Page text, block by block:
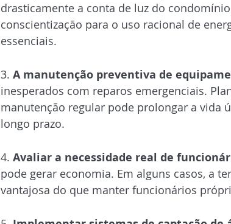
drasticamente a conta de luz do
conscientização para o uso racional de
essenciais.
3. A manutenção preventiva de
inesperados com reparos emergenciais.
manutenção regular pode prolongar a vida
longo prazo.
4. Avaliar a necessidade real de
pode gerar economia. Em alguns casos, a
vantajosa do que manter funcionários